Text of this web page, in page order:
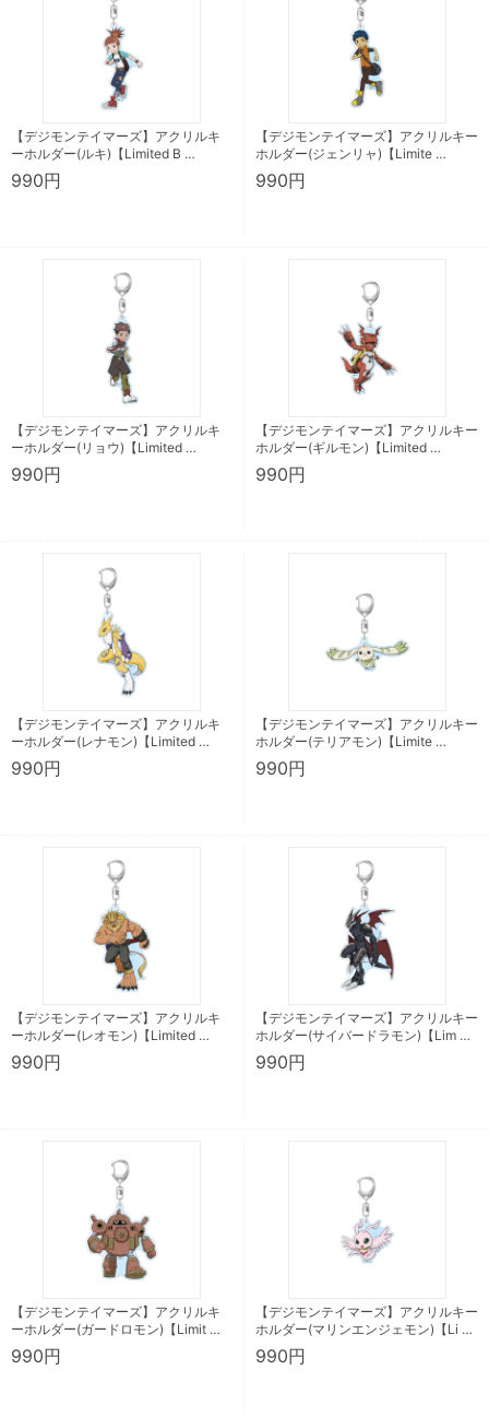
【デジモンテイマーズ】アクリルキ
ーホルダー(ルキ)【Limited B …
990円
【デジモンテイマーズ】アクリルキー
ホルダー(ジェンリャ)【Limite …
990円
【デジモンテイマーズ】アクリルキ
ーホルダー(リョウ)【Limited …
990円
【デジモンテイマーズ】アクリルキー
ホルダー(ギルモン)【Limited …
990円
【デジモンテイマーズ】アクリルキ
ーホルダー(レナモン)【Limited …
990円
【デジモンテイマーズ】アクリルキー
ホルダー(テリアモン)【Limite …
990円
【デジモンテイマーズ】アクリルキ
ーホルダー(レオモン)【Limited …
990円
【デジモンテイマーズ】アクリルキー
ホルダー(サイバードラモン)【Lim …
990円
【デジモンテイマーズ】アクリルキ
ーホルダー(ガードロモン)【Limit …
990円
【デジモンテイマーズ】アクリルキー
ホルダー(マリンエンジェモン)【Li …
990円